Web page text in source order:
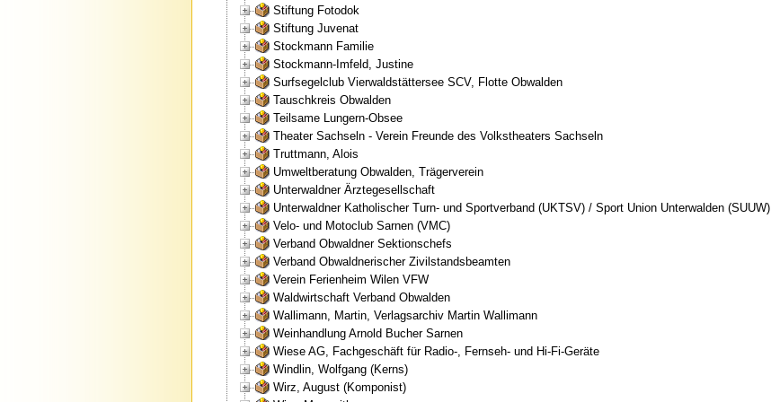
Stiftung Fotodok
Stiftung Juvenat
Stockmann Familie
Stockmann-Imfeld, Justine
Surfsegelclub Vierwaldstättersee SCV, Flotte Obwalden
Tauschkreis Obwalden
Teilsame Lungern-Obsee
Theater Sachseln - Verein Freunde des Volkstheaters Sachseln
Truttmann, Alois
Umweltberatung Obwalden, Trägerverein
Unterwaldner Ärztegesellschaft
Unterwaldner Katholischer Turn- und Sportverband (UKTSV) / Sport Union Unterwalden (SUUW)
Velo- und Motoclub Sarnen (VMC)
Verband Obwaldner Sektionschefs
Verband Obwaldnerischer Zivilstandsbeamten
Verein Ferienheim Wilen VFW
Waldwirtschaft Verband Obwalden
Wallimann, Martin, Verlagsarchiv Martin Wallimann
Weinhandlung Arnold Bucher Sarnen
Wiese AG, Fachgeschäft für Radio-, Fernseh- und Hi-Fi-Geräte
Windlin, Wolfgang (Kerns)
Wirz, August (Komponist)